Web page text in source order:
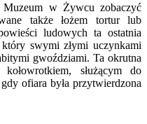
w Żywcu zobaczyć
także łożem tortur lub
ludowych ta ostatnia
swymi złymi uczynkami
gwoździami. Ta okrutna
służącym do
ofiara była przytwierdzona